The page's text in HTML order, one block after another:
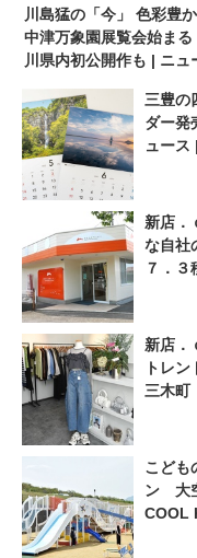
川島猛の「今」 色彩豊
中津万象園展覧会始ま
川県内初公開作も | ニュ
が提供する香川の観光情
イト
三豊の
ダー発
ュース
新店．
な自社
７．
新店．
トレ
三木町
こども
ン 大
COOL